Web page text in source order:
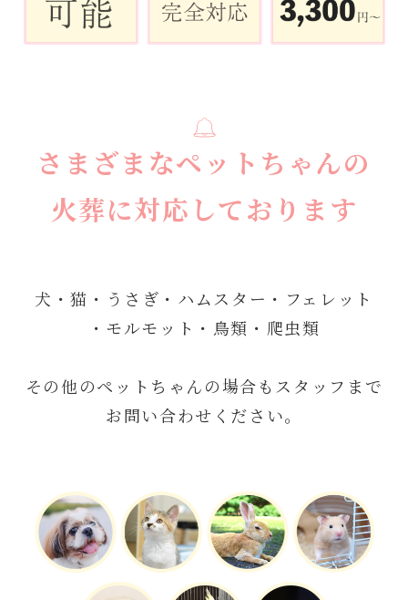
さまざまなペットちゃんの
火葬に対応しております
犬・猫・うさぎ・ハムスター・フェレット
・モルモット・鳥類・爬虫類
その他のペットちゃんの場合もスタッフまで
お問い合わせください。